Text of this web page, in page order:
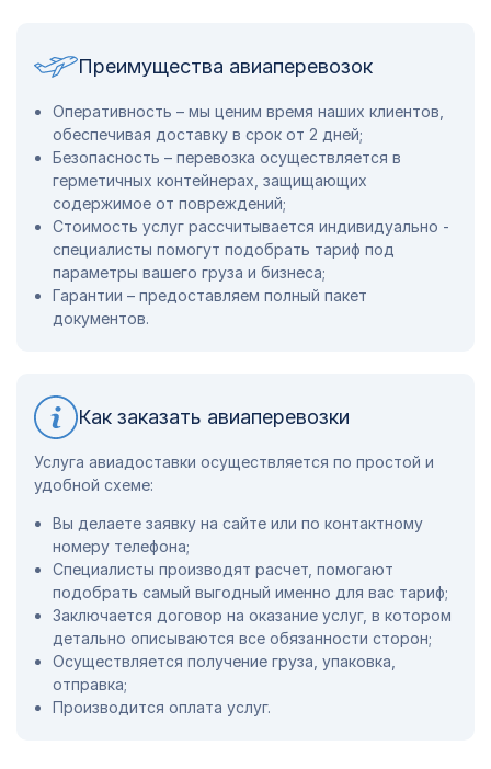
Преимущества авиаперевозок
Оперативность – мы ценим время наших клиентов,
обеспечивая доставку в срок от 2 дней;
Безопасность – перевозка осуществляется в
герметичных контейнерах, защищающих
содержимое от повреждений;
Стоимость услуг рассчитывается индивидуально -
специалисты помогут подобрать тариф под
параметры вашего груза и бизнеса;
Гарантии – предоставляем полный пакет
документов.
Как заказать авиаперевозки
Услуга авиадоставки осуществляется по простой и
удобной схеме:
Вы делаете заявку на сайте или по контактному
номеру телефона;
Специалисты производят расчет, помогают
подобрать самый выгодный именно для вас тариф;
Заключается договор на оказание услуг, в котором
детально описываются все обязанности сторон;
Осуществляется получение груза, упаковка,
отправка;
Производится оплата услуг.